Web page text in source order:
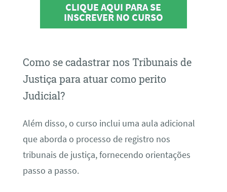
CLIQUE AQUI PARA SE
INSCREVER NO CURSO
Como se cadastrar nos Tribunais de
Justiça para atuar como perito
Judicial?
Além disso, o curso inclui uma aula adicional
que aborda o processo de registro nos
tribunais de justiça, fornecendo orientações
passo a passo.